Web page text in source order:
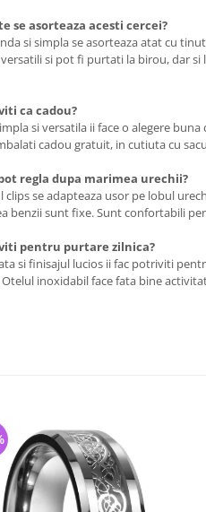
se asorteaza acesti cercei?
si simpla se asorteaza atat cu
versatili si pot fi purtati la birou, dar
ca cadou?
si versatila ii face o alegere
cadou gratuit, in cutiuta cu
regla dupa marimea urechii?
clips se adapteaza usor pe lobul
benzii sunt fixe. Sunt confortabili
pentru purtare zilnica?
si finisajul lucios ii fac potriviti
inoxidabil face fata bine